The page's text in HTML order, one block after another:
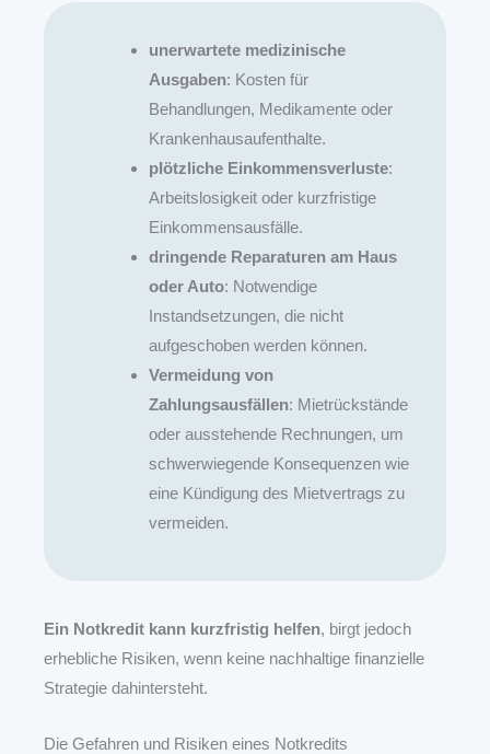
unerwartete medizinische
Ausgaben: Kosten für
Behandlungen, Medikamente oder
Krankenhausaufenthalte.
plötzliche Einkommensverluste:
Arbeitslosigkeit oder kurzfristige
Einkommensausfälle.
dringende Reparaturen am Haus
oder Auto: Notwendige
Instandsetzungen, die nicht
aufgeschoben werden können.
Vermeidung von
Zahlungsausfällen: Mietrückstände
oder ausstehende Rechnungen, um
schwerwiegende Konsequenzen wie
eine Kündigung des Mietvertrags zu
vermeiden.
Ein Notkredit kann kurzfristig helfen, birgt jedoch
erhebliche Risiken, wenn keine nachhaltige finanzielle
Strategie dahintersteht.
Die Gefahren und Risiken eines Notkredits